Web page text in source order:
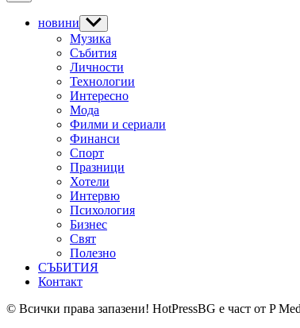
новини Show
sub
menu
Музика
Събития
Личности
Технологии
Интересно
Мода
Филми и сериали
Финанси
Спорт
Празници
Хотели
Интервю
Психология
Бизнес
Свят
Полезно
СЪБИТИЯ
Контакт
© Всички права запазени! HotPressBG е част от P